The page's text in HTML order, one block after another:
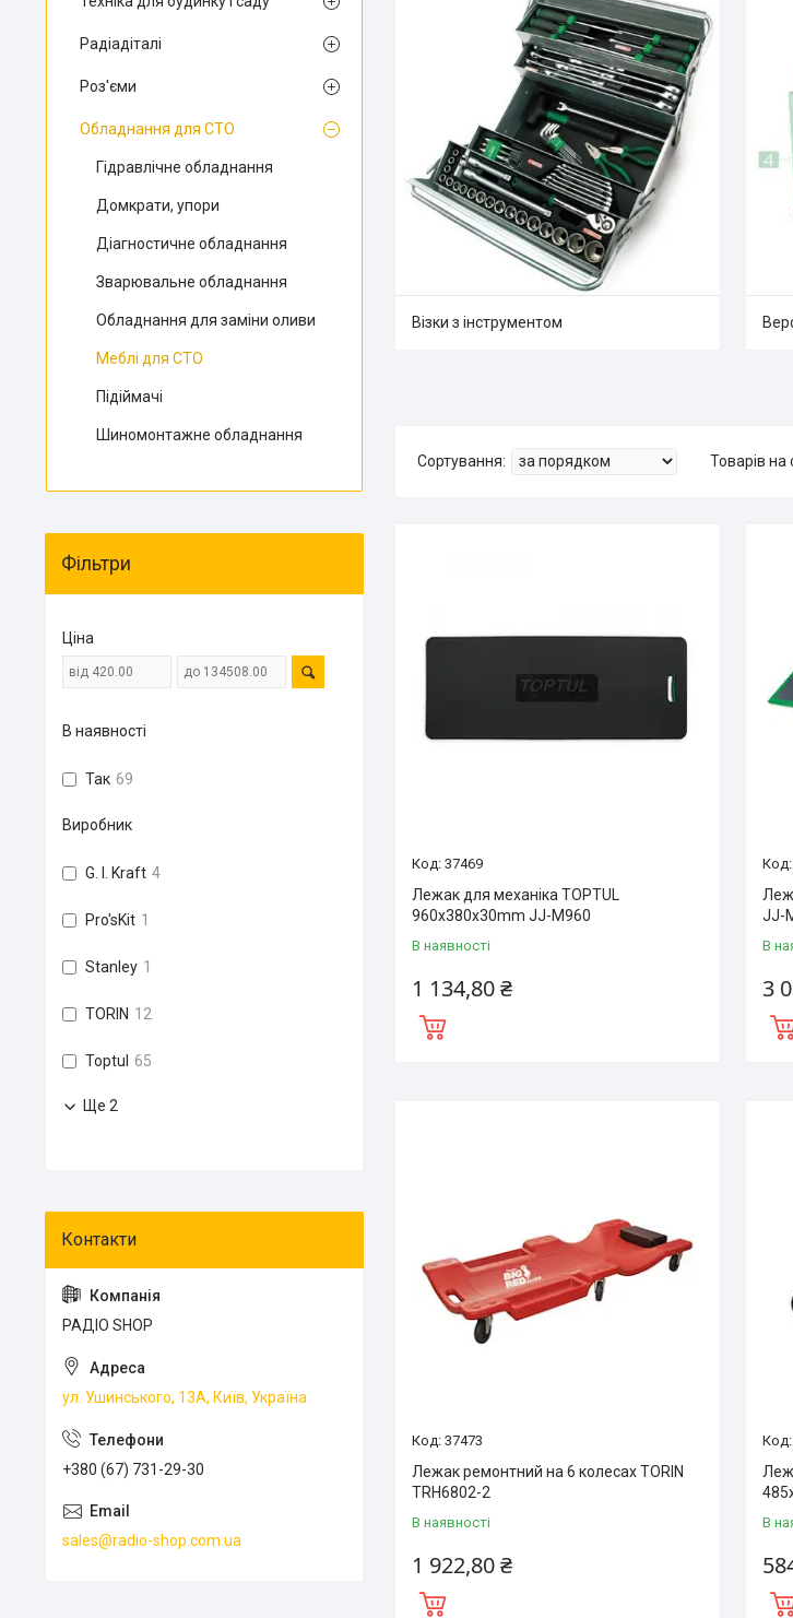
Візки з інструментом
37469
Лежак для механіка TOPTUL
960x380x30mm JJ-M960
В наявності
1 134,80 ₴
JJ-
В
3
37473
Лежак ремонтний на 6 колесах TORIN
TRH6802-2
В наявності
1 922,80 ₴
В
Радіадіталі
Роз'єми
Обладнання для СТО
Гідравлічне обладнання
Домкрати, упори
Діагностичне обладнання
Зварювальне обладнання
Обладнання для заміни оливи
Меблі для СТО
Підіймачі
Шиномонтажне обладнання
Фільтри
Ціна
В наявності
Так 69
Виробник
G. I. Kraft 4
Pro'sKit 1
Stanley 1
TORIN 12
Toptul 65
Ще 2
РАДІО SHOP
ул. Ушинського, 13А, Київ, Україна
+380 (67) 731-29-30
sales@radio-shop.com.ua